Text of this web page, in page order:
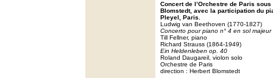
Concert de l’Orchestre de Paris
Blomstedt, avec la participation du
Pleyel, Paris.
Ludwig van Beethoven (1770-1827)
Concerto pour piano n° 4 en sol
Till Fellner, piano
Richard Strauss (1864-1949)
Ein Heldenleben op. 40
Roland Daugareil, violon solo
Orchestre de Paris
direction : Herbert Blomstedt